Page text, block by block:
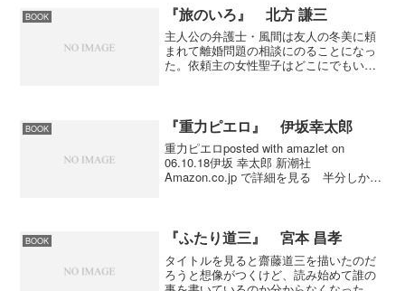
れなのに格闘シーンが少ないのはちょっ
と残念かな。話が２転３転し...
BOOK 『旅のいろ』 北方 謙三
主人公の弁護士・風間は友人の冬美に頼
まれて離婚問題の相談にのることになっ
た。依頼主の女性聖子はどこにでもいる
を使う。そして、儲けるつ...
BOOK 『重力ピエロ』 伊坂幸太郎
重力ピエロposted with amazlet on
06.10.18伊坂 幸太郎 新潮社
Amazon.co.jp で詳細を見る 半分しか血
BOOK 『ふたり道三』 宮本 昌孝
タイトルを見ると齋藤道三を描いたのだ
ろうと想像がつくけど、読み始めて誰の